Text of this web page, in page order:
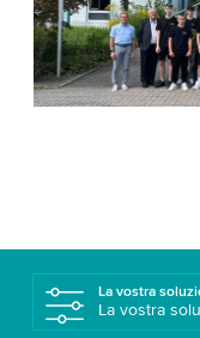
La vostra
La vostra